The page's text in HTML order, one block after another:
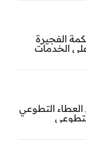
الفجيرة
على الخدمات
التطوعي